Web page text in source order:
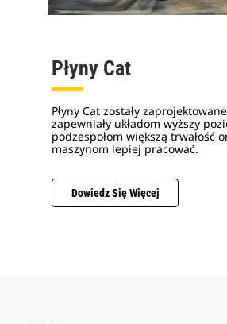
Płyny Cat
Płyny Cat zostały
zapewniały układom wyższy
podzespołom większą trwałość
maszynom lepiej pracować.
Dowiedz Się Więcej